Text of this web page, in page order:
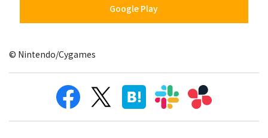
Google Play
© Nintendo/Cygames